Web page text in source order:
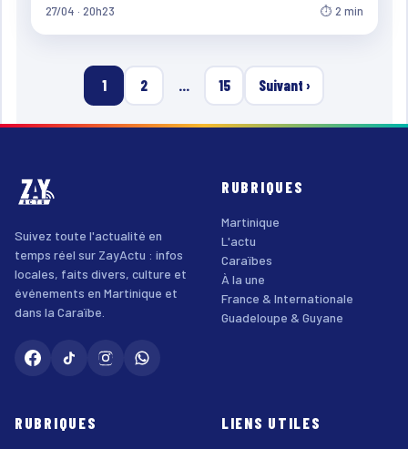
27/04 · 20h23 ⏱ 2 min
1 2 … 15 Suivant ›
Suivez toute l'actualité en
temps réel sur ZayActu : infos
locales, faits divers, culture et
événements en Martinique et
dans la Caraïbe.
RUBRIQUES
Martinique
L'actu
Caraïbes
À la une
France & Internationale
Guadeloupe & Guyane
RUBRIQUES LIENS UTILES